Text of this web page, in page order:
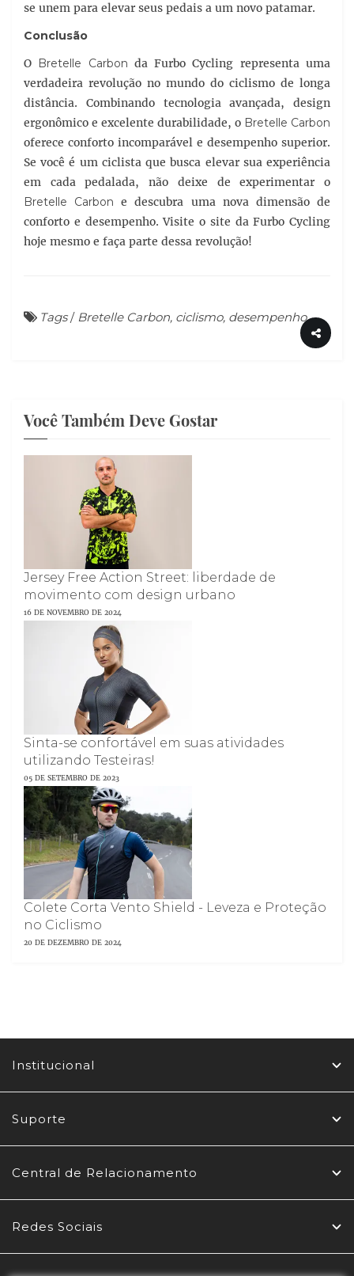
se unem para elevar seus pedais a um novo patamar.
Conclusão
O Bretelle Carbon da Furbo Cycling representa uma
verdadeira revolução no mundo do ciclismo de longa
distância. Combinando tecnologia avançada, design
ergonômico e excelente durabilidade, o Bretelle Carbon
oferece conforto incomparável e desempenho superior.
Se você é um ciclista que busca elevar sua experiência
em cada pedalada, não deixe de experimentar o
Bretelle Carbon e descubra uma nova dimensão de
conforto e desempenho. Visite o site da Furbo Cycling
hoje mesmo e faça parte dessa revolução!
Tags/ Bretelle Carbon, ciclismo, desempenho
Você Também Deve Gostar
Jersey Free Action Street: liberdade de
movimento com design urbano
16 DE NOVEMBRO DE 2024
Sinta-se confortável em suas atividades
utilizando Testeiras!
05 DE SETEMBRO DE 2023
Colete Corta Vento Shield - Leveza e Proteção
no Ciclismo
20 DE DEZEMBRO DE 2024
Institucional
Suporte
Central de Relacionamento
Redes Sociais